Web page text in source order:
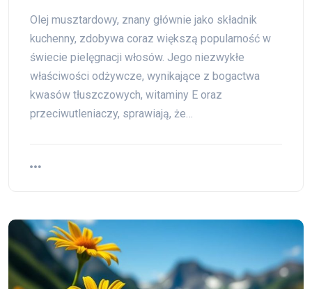
Olej musztardowy, znany głównie jako składnik
kuchenny, zdobywa coraz większą popularność w
świecie pielęgnacji włosów. Jego niezwykłe
właściwości odżywcze, wynikające z bogactwa
kwasów tłuszczowych, witaminy E oraz
przeciwutleniaczy, sprawiają, że…